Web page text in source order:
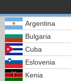
Argentina
Bulgaria
Cuba
Eslovenia
Kenia